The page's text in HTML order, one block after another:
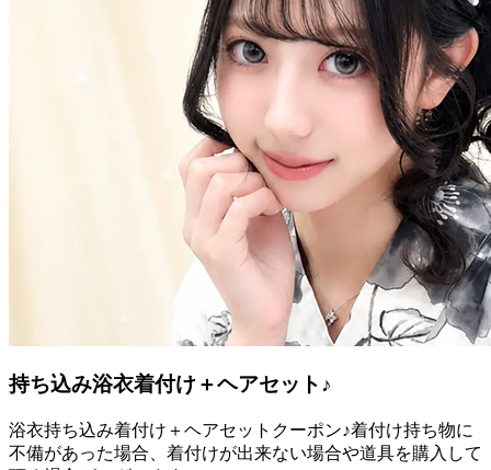
持ち込み浴衣着付け＋ヘアセット♪
浴衣持ち込み着付け＋ヘアセットクーポン♪着付け持ち物に
不備があった場合、着付けが出来ない場合や道具を購入して